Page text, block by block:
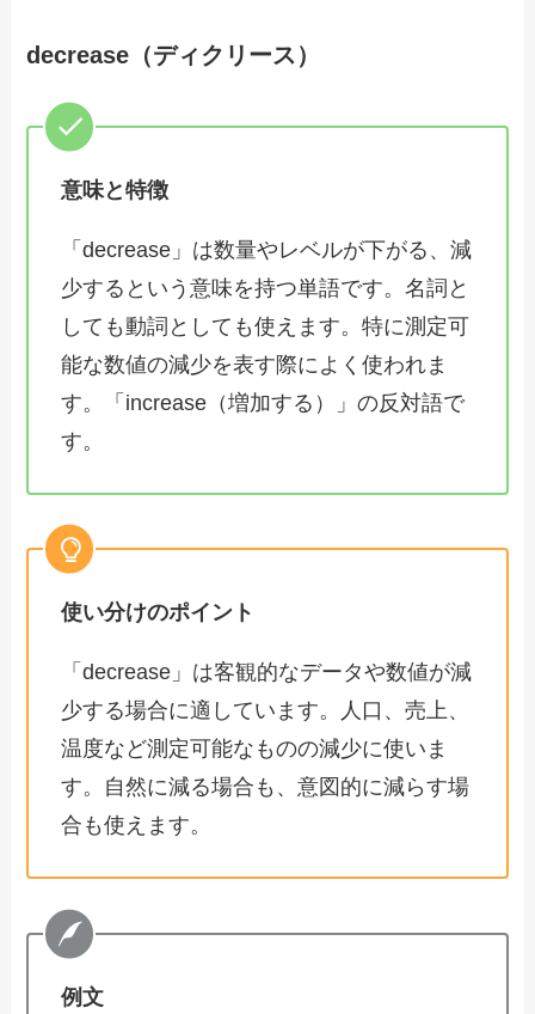
decrease（ディクリース）
意味と特徴
「decrease」は数量やレベルが下がる、減
少するという意味を持つ単語です。名詞と
しても動詞としても使えます。特に測定可
能な数値の減少を表す際によく使われま
す。「increase（増加する）」の反対語で
す。
使い分けのポイント
「decrease」は客観的なデータや数値が減
少する場合に適しています。人口、売上、
温度など測定可能なものの減少に使いま
す。自然に減る場合も、意図的に減らす場
合も使えます。
例文